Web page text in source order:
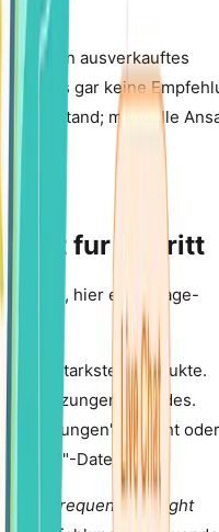
Ein ausverkauftes
als gar keine
Bestand; manuelle
fur Schritt
wollen, hier ein 7-Tage-
Produkte.
Erganzungen fur jedes.
Bericht oder
Daten.
Sie
Frequently Bought